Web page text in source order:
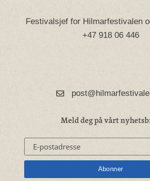
Festivalsjef for Hilmarfestivalen
+47 918 06 446
Meld deg på vårt